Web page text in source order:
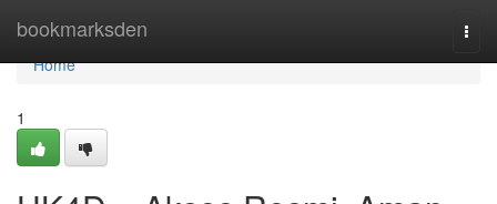
bookmarksden
Home
Home
1